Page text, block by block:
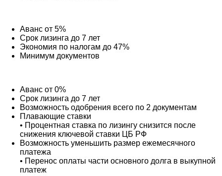
Аванс от 5%
Срок лизинга до 7 лет
Экономия по налогам до 47%
Минимум документов
Аванс от 0%
Срок лизинга до 7 лет
Возможность одобрения всего по 2 документам
Плавающие ставки
• Процентная ставка по лизингу снизится после
снижения ключевой ставки ЦБ РФ
Возможность уменьшить размер ежемесячного
платежа
• Перенос оплаты части основного долга в выкупной
платеж